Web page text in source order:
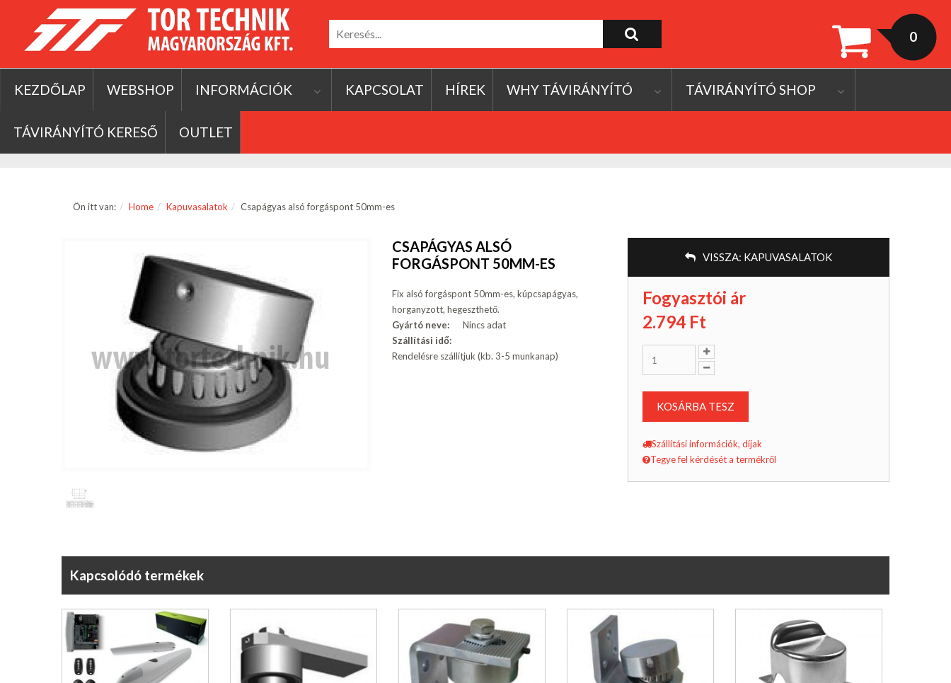
0
KEZDŐLAP WEBSHOP INFORMÁCIÓK KAPCSOLAT HÍREK WHY TÁVIRÁNYÍTÓ TÁVIRÁNYÍTÓ SHOP
TÁVIRÁNYÍTÓ KERESŐ OUTLET
Ön itt van: Home Kapuvasalatok Csapágyas alsó forgáspont 50mm-es
CSAPÁGYAS ALSÓ
FORGÁSPONT 50MM-ES
Fix alsó forgáspont 50mm-es, kúpcsapágyas,
horganyzott, hegeszthető.
Gyártó neve:
Nincs adat
Szállítási idő:
Rendelésre szállítjuk (kb. 3-5 munkanap)
VISSZA: KAPUVASALATOK
Fogyasztói ár
2.794 Ft
KOSÁRBA TESZ
Szállítási információk, díjak
Tegye fel kérdését a termékről
Kapcsolódó termékek